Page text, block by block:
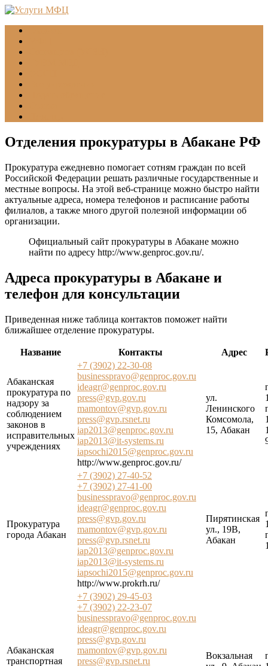
Отделения прокуратуры в Абакане РФ
Прокуратура ежедневно помогает сотням граждан по всей
Российской Федерации решать различные государственные и
местные вопросы. На этой веб-странице можно быстро найти
актуальные адреса, номера телефонов и расписание работы
филиалов, а также много другой полезной информации об
организации.
Официальный сайт прокуратуры в Абакане можно
найти по адресу http://www.genproc.gov.ru/.
Адреса прокуратуры в Абакане и
телефон для консультации
Приведенная ниже таблица контактов поможет найти
ближайшее отделение прокуратуры.
Название Контакты Адрес
Абаканская
прокуратура по
надзору за
соблюдением
законов в
исправительных
учреждениях
+7 (3902) 22-30-08
businesspravo@genproc.gov.ru
ideagr@genproc.gov.ru
press@gvp.gov.ru
mamontov@gvp.gov.ru
press@gvp.rsnet.ru
iap2013@genproc.gov.ru
iap2013@it-systems.ru
iapsochi2015@genproc.gov.ru
http://www.genproc.gov.ru/
ул.
Ленинского
Комсомола,
15, Абакан
Прокуратура
города Абакан
+7 (3902) 27-40-52
+7 (3902) 27-41-00
businesspravo@genproc.gov.ru
ideagr@genproc.gov.ru
press@gvp.gov.ru
mamontov@gvp.gov.ru
press@gvp.rsnet.ru
iap2013@genproc.gov.ru
iap2013@it-systems.ru
iapsochi2015@genproc.gov.ru
http://www.prokrh.ru/
Пирятинская
ул., 19В,
Абакан
Абаканская
транспортная
+7 (3902) 29-45-03
+7 (3902) 22-23-07
businesspravo@genproc.gov.ru
ideagr@genproc.gov.ru
press@gvp.gov.ru
mamontov@gvp.gov.ru
press@gvp.rsnet.ru
Вокзальная